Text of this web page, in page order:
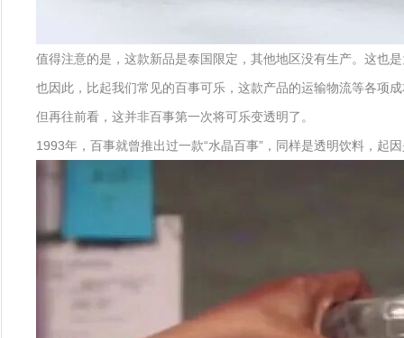
值得注意的是，这款新品是泰国限定，其他地区没有生产。这也
也因此，比起我们常见的百事可乐，这款产品的运输物流等各项
但再往前看，这并非百事第一次将可乐变透明了。
1993年，百事就曾推出过一款“水晶百事”，同样是透明饮料，起